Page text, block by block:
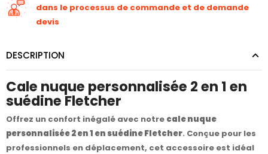
dans le processus de commande et de demande
devis
DESCRIPTION
Cale nuque personnalisée 2 en 1 en
suédine Fletcher
Offrez un confort inégalé avec notre cale nuque
personnalisée 2 en 1 en suédine Fletcher. Conçue pour les
professionnels en déplacement, cet accessoire est idéal